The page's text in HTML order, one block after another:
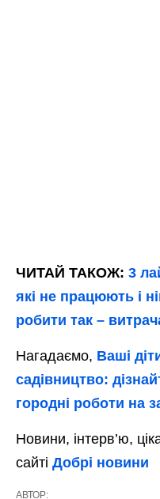
Отже,
потужним
фізичного, так і
50 років. Це не